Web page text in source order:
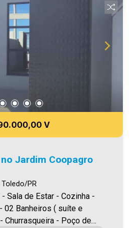
e/ou ortografia, bem
e imagens. Fotos
V
Jardim Coopagro
PR
Sala de Estar - Cozinha -
02 Banheiros ( suíte e
Churrasqueira - Poço de